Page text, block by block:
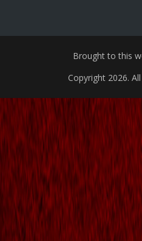
Brought to this
Copyright 2026.